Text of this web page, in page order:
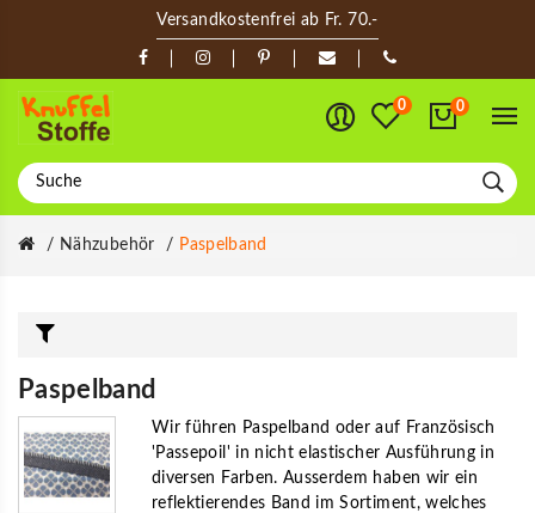
Versandkostenfrei ab Fr. 70.-
0 0
Nähzubehör Paspelband
Paspelband
Wir führen Paspelband oder auf Französisch
'Passepoil' in nicht elastischer Ausführung in
diversen Farben. Ausserdem haben wir ein
reflektierendes Band im Sortiment, welches